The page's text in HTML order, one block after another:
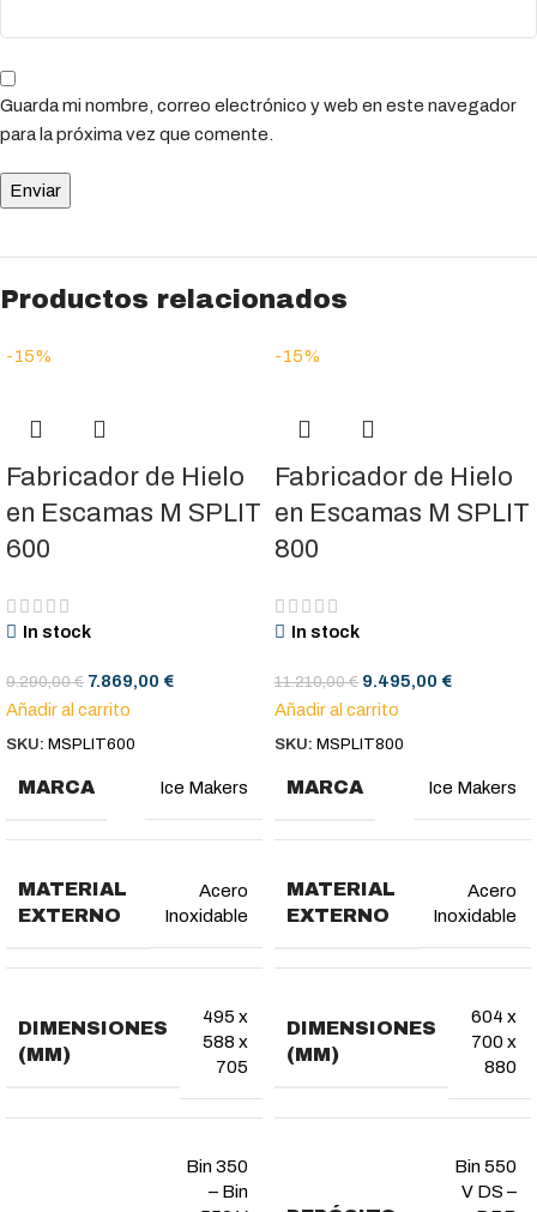
Guarda mi nombre, correo electrónico y web en este navegador
para la próxima vez que comente.
Productos relacionados
-15%
Fabricador de Hielo
en Escamas M SPLIT
600
In stock
9.290,00€ 7.869,00 €
Añadir al carrito
SKU: MSPLIT600
MARCA Ice Makers
MATERIAL
EXTERNO
Acero
Inoxidable
DIMENSIONES
(MM)
495 x
588 x
705
Bin 350
– Bin
-15%
Fabricador de Hielo
en Escamas M SPLIT
800
In stock
11.210,00€ 9.495,00 €
Añadir al carrito
SKU: MSPLIT800
MARCA Ice Makers
MATERIAL
EXTERNO
Acero
Inoxidable
DIMENSIONES
(MM)
604 x
700 x
880
Bin 550
V DS –